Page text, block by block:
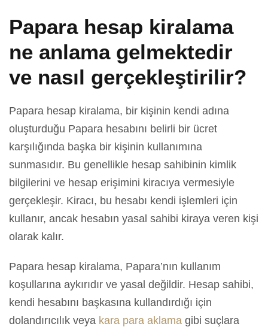
Papara hesap kiralama
ne anlama gelmektedir
ve nasıl gerçekleştirilir?
Papara hesap kiralama, bir kişinin kendi adına
oluşturduğu Papara hesabını belirli bir ücret
karşılığında başka bir kişinin kullanımına
sunmasıdır. Bu genellikle hesap sahibinin kimlik
bilgilerini ve hesap erişimini kiracıya vermesiyle
gerçekleşir. Kiracı, bu hesabı kendi işlemleri için
kullanır, ancak hesabın yasal sahibi kiraya veren kişi
olarak kalır.
Papara hesap kiralama, Papara’nın kullanım
koşullarına aykırıdır ve yasal değildir. Hesap sahibi,
kendi hesabını başkasına kullandırdığı için
dolandırıcılık veya kara para aklama gibi suçlara